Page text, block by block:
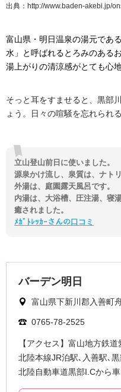
出典：http://www.baden-akebi.jp/
富山県・明日温泉の湯元であ
水」と呼ばれるとろみのある
湯上がりの清涼感がとても心
そっと耳をすませると、黒部
ょう。日々の喧騒を忘れられ
立山登山前日に使いました。
源泉かけ流し、泉質は、ナト
外湯は、庭園露天風呂です。
内湯は、大浴槽、圧注湯、寝
癒されました。
ﾒｶﾞﾄﾚｯｶｰさんの口コミ